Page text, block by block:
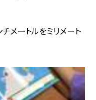
メートルをミリメート